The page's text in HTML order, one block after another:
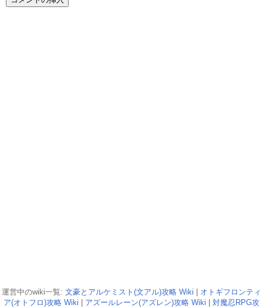
運営中のwiki一覧: 文豪とアルケミスト(文アル)攻略 Wiki
オトギフロンティ
ア(オトフロ)攻略 Wiki
アズールレーン(アズレン)攻略 Wiki
対魔忍RPG攻